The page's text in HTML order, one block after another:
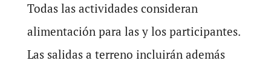
Todas las actividades consideran
alimentación para las y los participantes.
Las salidas a terreno incluirán además